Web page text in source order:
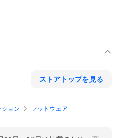
ストアトップを見る
ション フットウェア